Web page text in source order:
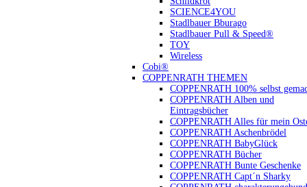
SCIENCE4YOU
Stadlbauer Bburago
Stadlbauer Pull & Speed®
TOY
Wireless
Cobi®
COPPENRATH THEMEN
COPPENRATH 100% selbst
COPPENRATH Alben und
Eintragsbücher
COPPENRATH Alles für mein
COPPENRATH Aschenbrödel
COPPENRATH BabyGlück
COPPENRATH Bücher
COPPENRATH Bunte Geschenke
COPPENRATH Capt´n Sharky